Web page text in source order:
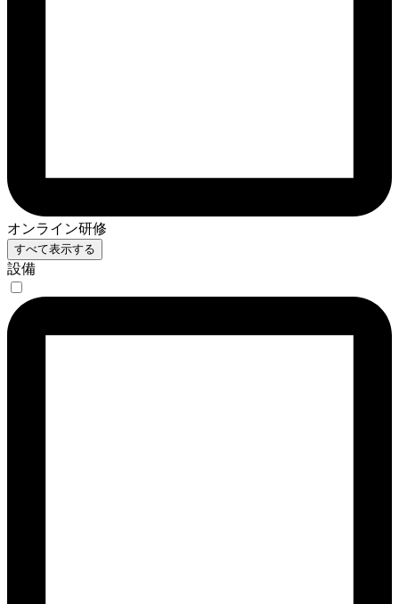
オンライン研修
すべて表示する
設備